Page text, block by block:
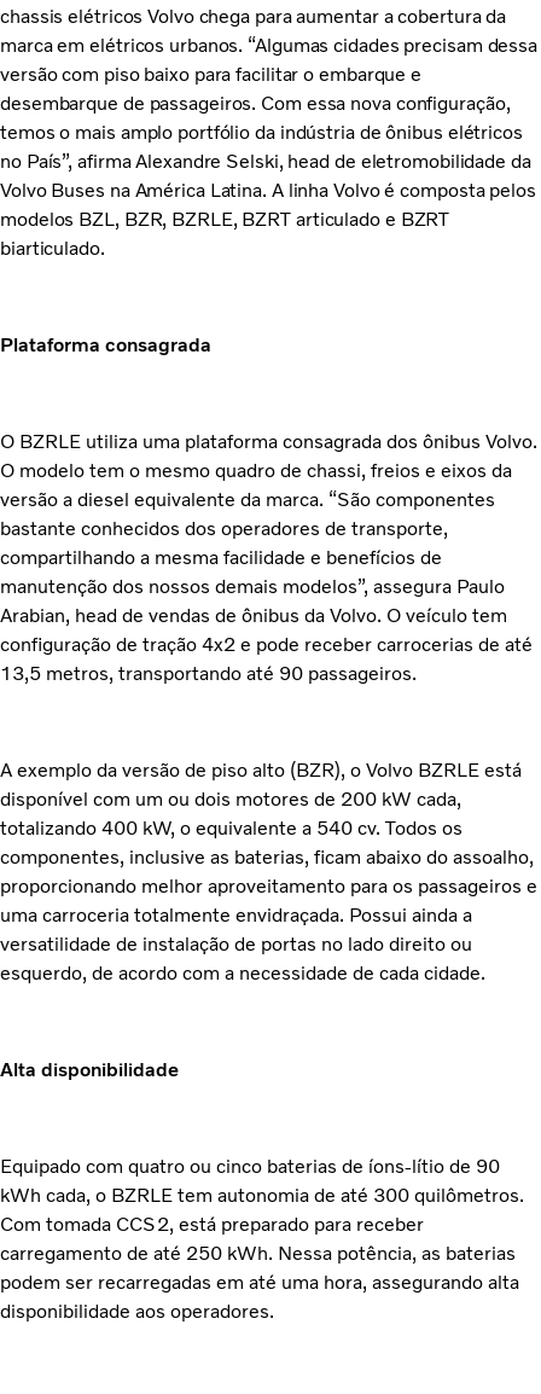
chassis elétricos Volvo chega para aumentar a cobertura da
marca em elétricos urbanos. “Algumas cidades precisam dessa
versão com piso baixo para facilitar o embarque e
desembarque de passageiros. Com essa nova configuração,
temos o mais amplo portfólio da indústria de ônibus elétricos
no País”, afirma Alexandre Selski, head de eletromobilidade da
Volvo Buses na América Latina. A linha Volvo é composta pelos
modelos BZL, BZR, BZRLE, BZRT articulado e BZRT
biarticulado.
Plataforma consagrada
O BZRLE utiliza uma plataforma consagrada dos ônibus Volvo.
O modelo tem o mesmo quadro de chassi, freios e eixos da
versão a diesel equivalente da marca. “São componentes
bastante conhecidos dos operadores de transporte,
compartilhando a mesma facilidade e benefícios de
manutenção dos nossos demais modelos”, assegura Paulo
Arabian, head de vendas de ônibus da Volvo. O veículo tem
configuração de tração 4x2 e pode receber carrocerias de até
13,5 metros, transportando até 90 passageiros.
A exemplo da versão de piso alto (BZR), o Volvo BZRLE está
disponível com um ou dois motores de 200 kW cada,
totalizando 400 kW, o equivalente a 540 cv. Todos os
componentes, inclusive as baterias, ficam abaixo do assoalho,
proporcionando melhor aproveitamento para os passageiros e
uma carroceria totalmente envidraçada. Possui ainda a
versatilidade de instalação de portas no lado direito ou
esquerdo, de acordo com a necessidade de cada cidade.
Alta disponibilidade
Equipado com quatro ou cinco baterias de íons-lítio de 90
kWh cada, o BZRLE tem autonomia de até 300 quilômetros.
Com tomada CCS2, está preparado para receber
carregamento de até 250 kWh. Nessa potência, as baterias
podem ser recarregadas em até uma hora, assegurando alta
disponibilidade aos operadores.